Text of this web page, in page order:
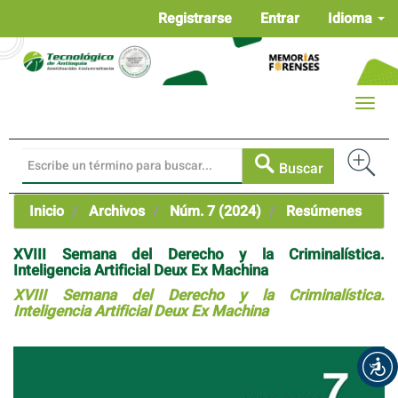
Contenido
principal
Idioma
Registrarse Entrar
Buscar
Toggle
Inicio Archivos Núm. 7 (2024) Resúmenes
XVIII Semana del Derecho y la Criminalística.
Inteligencia Artificial Deux Ex Machina
XVIII Semana del Derecho y la Criminalística.
Inteligencia Artificial Deux Ex Machina
Barra